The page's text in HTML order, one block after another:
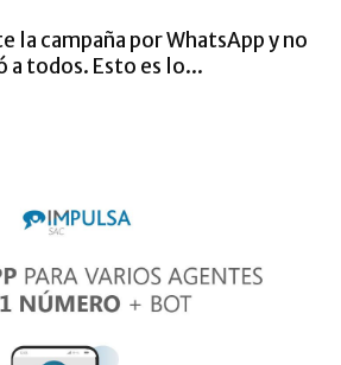
la campaña por WhatsApp y no
a todos. Esto es lo...